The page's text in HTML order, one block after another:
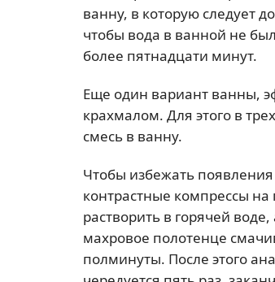
ванну, в которую следует
чтобы вода в ванной не
более пятнадцати минут.
Еще один вариант ванны,
крахмалом. Для этого в
смесь в ванну.
Чтобы избежать
контрастные компрессы
растворить в горячей
махровое полотенце
полминуты. После этого